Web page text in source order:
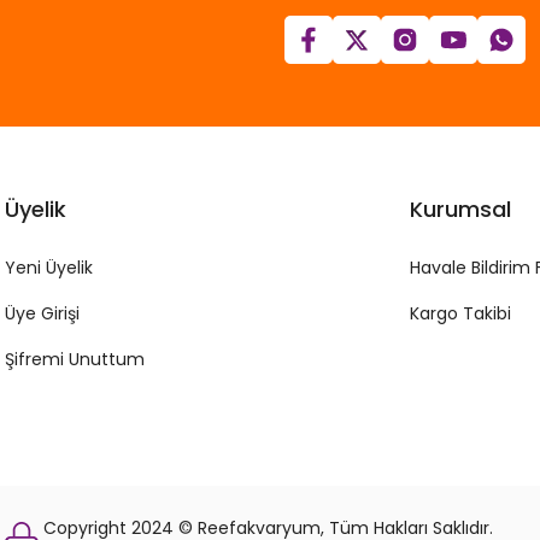
Üyelik
Yeni Üyelik
Üye Girişi
Şifremi Unuttum
Kurumsal
Havale Bildirim
Kargo Takibi
Copyright 2024 © Reefakvaryum, Tüm Hakları Saklıdır.